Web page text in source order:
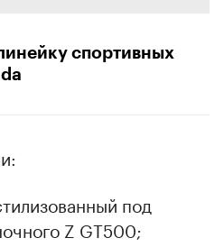
спортивных
под
Z GT500;